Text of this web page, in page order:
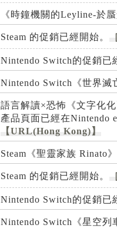
《時鐘機關的Leyline-於
Steam 的促銷已經開始。
Nintendo Switch的促銷已
Nintendo Switch《世界滅
語言解讀×恐怖《文字化
產品頁面已經在Nintendo
【URL(Hong Kong)】
Steam《聖靈家族 Rinato
Steam 的促銷已經開始。
Nintendo Switch的促銷已
Nintendo Switch《星空列